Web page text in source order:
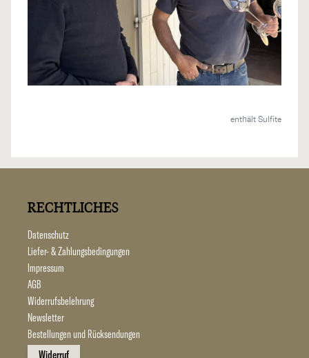
enthält Sulfite
RECHTLICHES
Datenschutz
Liefer- & Zahlungsbedingungen
Impressum
AGB
Widerrufsbelehrung
Newsletter
Bestellungen und Rücksendungen
Widerruf